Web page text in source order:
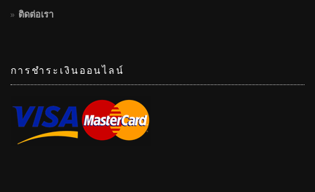
ติดต่อเรา
การชำระเงินออนไลน์